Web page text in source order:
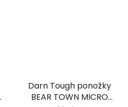
Darn Tough ponožky
BEAR TOWN MICRO